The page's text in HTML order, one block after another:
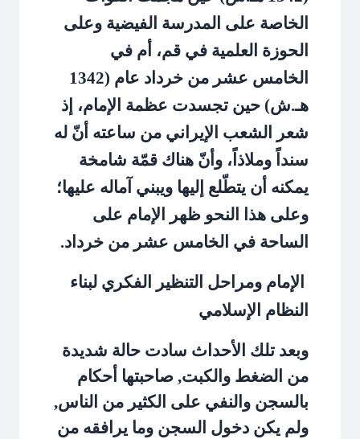
الخاصة على المدرسة الفيضية وعلى
الحوزة العلمية في قم، أم في
الخامس عشر من خرداد عام (1342
هـ.ش) حين تجسدت عظمة الإمام، إذ
شعر الشعب الإيراني من ساعته أنّ له
سنداً وملاذاً، وأنّ هناك قمّة شامخة
يمكنه أن يتطّلع إليها ويبني آماله عليها؛
وعلى هذا النحو ظهر الإمام على
الساحة في الخامس عشر من خرداد.
الإمام ومراحل التنظير الفكري لبناء
النظام الإسلامي
وبعد تلك الأحداث سادت حالة شديدة
من الضغط والكبت, صاحبتها أحكام
بالسجن والنفي على الكثير من الناس,
ولم يكن دخول السجن وما يرافقه من